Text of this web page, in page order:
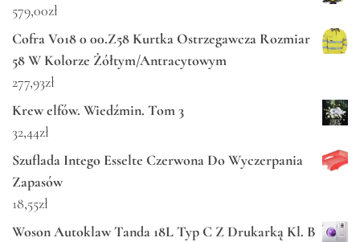
579,00zł
Cofra V018 0 00.Z58 Kurtka Ostrzegawcza Rozmiar
58 W Kolorze Żółtym/Antracytowym
277,93zł
Krew elfów. Wiedźmin. Tom 3
32,44zł
Szuflada Intego Esselte Czerwona Do Wyczerpania
Zapasów
18,55zł
Woson Autoklaw Tanda 18L Typ C Z Drukarką Kl. B